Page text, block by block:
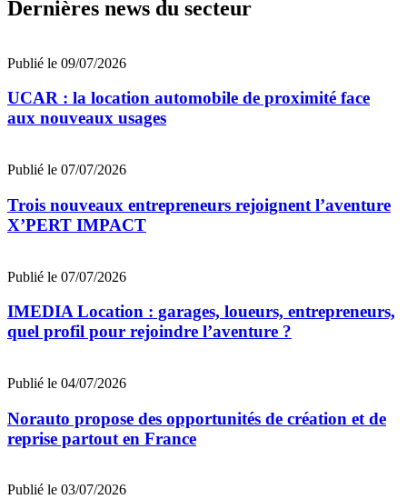
Dernières news du secteur
Publié le 09/07/2026
UCAR : la location automobile de proximité face
aux nouveaux usages
Publié le 07/07/2026
Trois nouveaux entrepreneurs rejoignent l’aventure
X’PERT IMPACT
Publié le 07/07/2026
IMEDIA Location : garages, loueurs, entrepreneurs,
quel profil pour rejoindre l’aventure ?
Publié le 04/07/2026
Norauto propose des opportunités de création et de
reprise partout en France
Publié le 03/07/2026